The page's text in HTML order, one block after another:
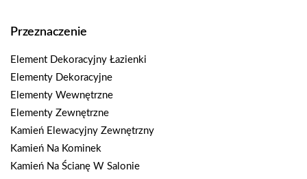
Przeznaczenie
Element Dekoracyjny Łazienki
Elementy Dekoracyjne
Elementy Wewnętrzne
Elementy Zewnętrzne
Kamień Elewacyjny Zewnętrzny
Kamień Na Kominek
Kamień Na Ścianę W Salonie